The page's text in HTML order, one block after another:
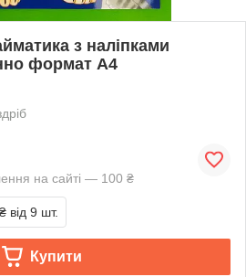
з наліпками
формат А4
на сайті — 100 ₴
від 9 шт.
Купити